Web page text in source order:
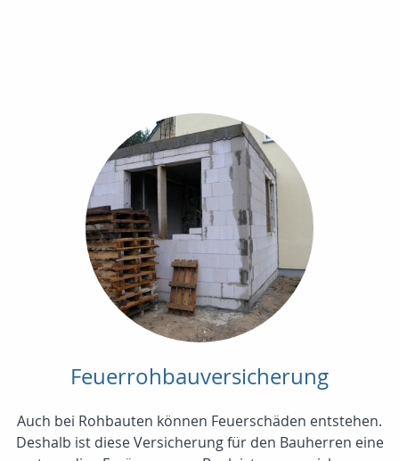
Feuerrohbauversicherung
Auch bei Rohbauten können Feuerschäden entstehen.
Deshalb ist diese Versicherung für den Bauherren eine